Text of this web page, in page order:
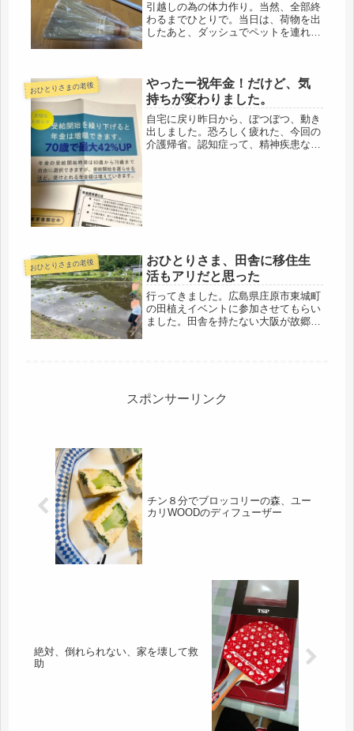
引越しの為の体力作り。当然、全部終
わるまでひとりで。当日は、荷物を出
したあと、ダッシュでペットを連れて
ないといけない。何しろ、近所にコン
ビ...
おひとりさまの老後
やったー祝年金！だけど、気
持ちが変わりました。
自宅に戻り昨日から、ぼつぼつ、動き
出しました。恐ろしく疲れた、今回の
介護帰省。認知症って、精神疾患なん
おひとりさまの老後
おひとりさま、田舎に移住生
活もアリだと思った
行ってきました。広島県庄原市東城町
の田植えイベントに参加させてもらい
ました。田舎を持たない大阪が故郷、
スポンサーリンク
チン８分でブロッコリーの森、ユー
カリWOODのディフューザー
絶対、倒れられない、家を壊して救
助